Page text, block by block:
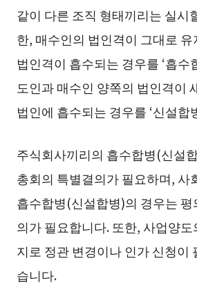
같이 다른 조직 형태끼리는 실시
한, 매수인의 법인격이 그대로
법인격이 흡수되는 경우를 ‘흡수
도인과 매수인 양쪽의 법인격이
법인에 흡수되는 경우를 ‘신설합
주식회사끼리의 흡수합병(신설
총회의 특별결의가 필요하며, 사
흡수합병(신설합병)의 경우는
의가 필요합니다. 또한, 사업양
지로 정관 변경이나 인가 신청이
습니다.